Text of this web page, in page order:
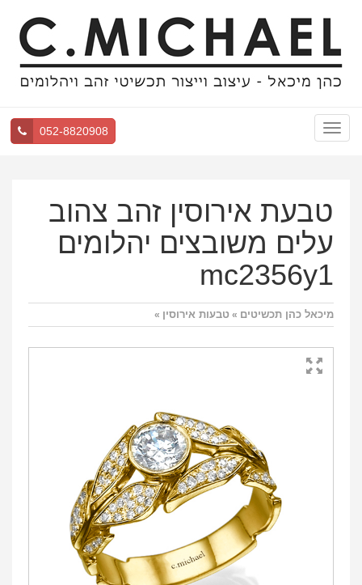
Toggle
navigation
052-8820908
טבעת אירוסין זהב צהוב
עלים משובצים יהלומים
mc2356y1
מיכאל כהן תכשיטים » טבעות אירוסין »